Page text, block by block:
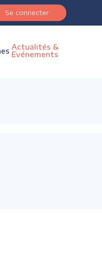
Se connecter
Actualités &
Evénements